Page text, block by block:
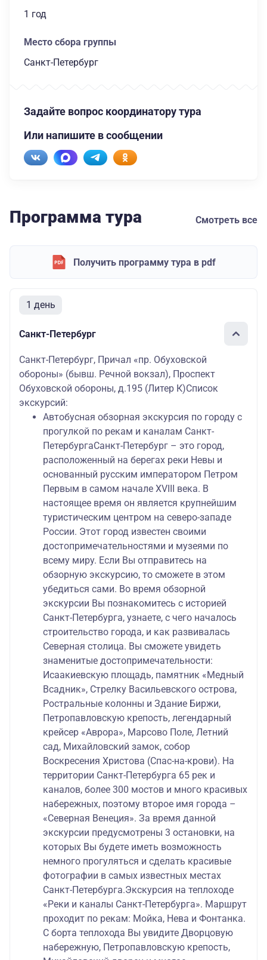
1 год
Место сбора группы
Санкт-Петербург
Задайте вопрос координатору тура
Или напишите в сообщении
Программа тура Смотреть все
Получить программу тура в pdf
1 день
Санкт-Петербург
Санкт-Петербург, Причал «пр. Обуховской
обороны» (бывш. Речной вокзал), Проспект
Обуховской обороны, д.195 (Литер К)Список
экскурсий:
Автобусная обзорная экскурсия по городу с
прогулкой по рекам и каналам Санкт-
ПетербургаСанкт-Петербург – это город,
расположенный на берегах реки Невы и
основанный русским императором Петром
Первым в самом начале XVIII века. В
настоящее время он является крупнейшим
туристическим центром на северо-западе
России. Этот город известен своими
достопримечательностями и музеями по
всему миру. Если Вы отправитесь на
обзорную экскурсию, то сможете в этом
убедиться сами. Во время обзорной
экскурсии Вы познакомитесь с историей
Санкт-Петербурга, узнаете, с чего началось
строительство города, и как развивалась
Северная столица. Вы сможете увидеть
знаменитые достопримечательности:
Исаакиевскую площадь, памятник «Медный
Всадник», Стрелку Васильевского острова,
Ростральные колонны и Здание Биржи,
Петропавловскую крепость, легендарный
крейсер «Аврора», Марсово Поле, Летний
сад, Михайловский замок, собор
Воскресения Христова (Спас-на-крови). На
территории Санкт-Петербурга 65 рек и
каналов, более 300 мостов и много красивых
набережных, поэтому второе имя города –
«Северная Венеция». За время данной
экскурсии предусмотрены 3 остановки, на
которых Вы будете иметь возможность
немного прогуляться и сделать красивые
фотографии в самых известных местах
Санкт-Петербурга.Экскурсия на теплоходе
«Реки и каналы Санкт-Петербурга». Маршрут
проходит по рекам: Мойка, Нева и Фонтанка.
С борта теплохода Вы увидите Дворцовую
набережную, Петропавловскую крепость,